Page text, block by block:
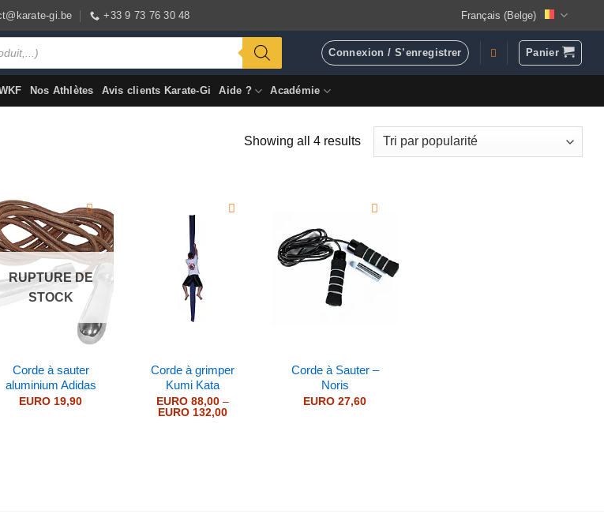
gi.be +33 9 73 76 30 48 Français (Belge)
Connexion / S’enregistrer Panier
Nos Athlètes Avis clients Karate-Gi Aide ? Académie
Showing all 4 resultsSorted
RUPTURE DE
STOCK
Corde à sauter
aluminium Adidas
EURO 19,90
Corde à grimper
Kumi Kata
EURO 88,00 –
EURO 132,00Price
Corde à Sauter –
Noris
EURO 27,60